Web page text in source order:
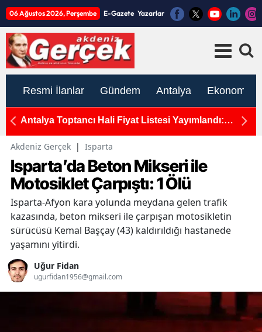
06 Ağustos 2026, Perşembe E-Gazete Yazarlar
Resmi İlanlar Gündem Antalya Ekonomi
Antalya Toptancı Hali Fiyat Listesi Yayımlandı:
Akdeniz Gerçek | Isparta
Isparta’da Beton Mikseri ile
Motosiklet Çarpıştı: 1 Ölü
Isparta-Afyon kara yolunda meydana gelen trafik
kazasında, beton mikseri ile çarpışan motosikletin
sürücüsü Kemal Başçay (43) kaldırıldığı hastanede
yaşamını yitirdi.
Uğur Fidan
ugurfidan1956@gmail.com